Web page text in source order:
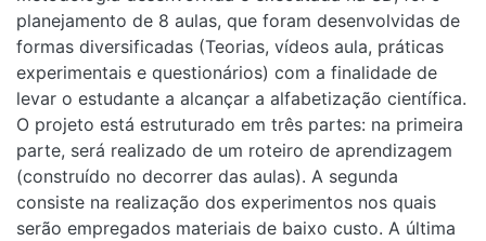
planejamento de 8 aulas, que foram desenvolvidas de
formas diversificadas (Teorias, vídeos aula, práticas
experimentais e questionários) com a finalidade de
levar o estudante a alcançar a alfabetização científica.
O projeto está estruturado em três partes: na primeira
parte, será realizado de um roteiro de aprendizagem
(construído no decorrer das aulas). A segunda
consiste na realização dos experimentos nos quais
serão empregados materiais de baixo custo. A última